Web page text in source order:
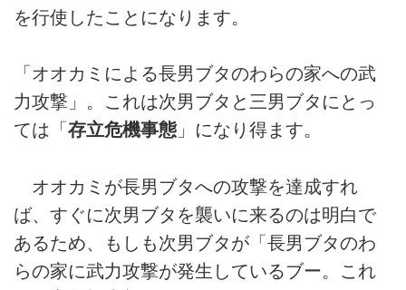
を行使したことになります。
「オオカミによる長男ブタのわらの家への武
力攻撃」。これは次男ブタと三男ブタにとっ
ては「 存立危機事態 」になり得ます。
オオカミが長男ブタへの攻撃を達成すれ
ば、すぐに次男ブタを襲いに来るのは明白で
あるため、もしも次男ブタが「長男ブタのわ
らの家に武力攻撃が発生しているブー。これ